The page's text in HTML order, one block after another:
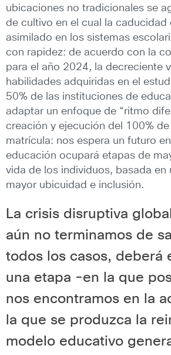
ubicaciones no tradicionales se
de cultivo en el cual la
asimilado en los sistemas
con rapidez: de acuerdo con la
para el año 2024, la decreciente
habilidades adquiridas en el
50% de las instituciones de
adaptar un enfoque de “ritmo
creación y ejecución del 100%
matrícula: nos espera un futuro
educación ocupará etapas de
vida de los individuos, basada en
mayor ubicuidad e inclusión.
La crisis disruptiva
aún no terminamos de
todos los casos, deberá
una etapa -en la que
nos encontramos en la
la que se produzca la
modelo educativo